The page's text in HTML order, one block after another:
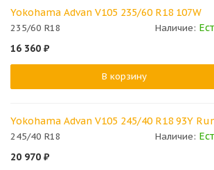
Yokohama Advan V105 235/60 R18 107W
235/60 R18 Наличие:
16 360 ₽
В корзину
Yokohama Advan V105 245/40 R18 93Y
245/40 R18 Наличие:
20 970 ₽